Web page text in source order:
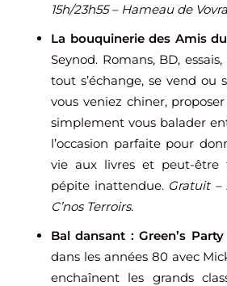
15h/23h55 – Hameau de
La bouquinerie des Amis
Seynod. Romans, BD,
tout s’échange, se vend ou
vous veniez chiner,
simplement vous balader
l’occasion parfaite pour
vie aux livres et peut-être
pépite inattendue. Gratuit –
C’nos Terroirs.
Bal dansant : Green’s Party
dans les années 80 avec
enchaînent les grands